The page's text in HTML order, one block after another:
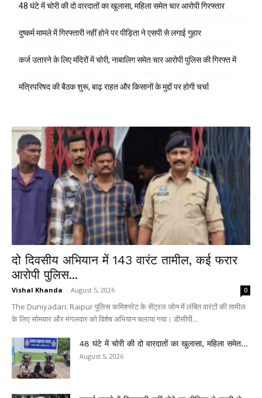
48 घंटे में चोरी की दो वारदातों का खुलासा, महिला समेत चार आरोपी गिरफ्तार
दुष्कर्म मामले में गिरफ्तारी नहीं होने पर पीड़िता ने एसपी से लगाई गुहार
कर्ज उतारने के लिए मंदिरों में चोरी, नाबालिग समेत चार आरोपी पुलिस की गिरफ्त में
मंत्रिपरिषद की बैठक शुरू, बाढ़ राहत और किसानों के मुद्दों पर होगी चर्चा
दो दिवसीय अभियान में 143 वारंट तामील, कई फरार
आरोपी पुलिस...
Vishal Khanda - August 5, 2026 0
The Duniyadari: Raipur पुलिस कमिश्नरेट के सेंट्रल जोन में लंबित वारंटों की तामील
के लिए सोमवार और मंगलवार को विशेष अभियान चलाया गया। डीसीपी...
48 घंटे में चोरी की दो वारदातों का खुलासा, महिला समेत...
August 5, 2026